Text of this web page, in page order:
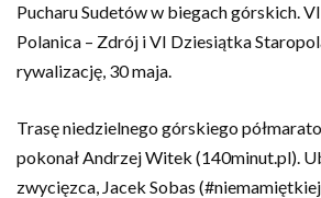
Pucharu Sudetów w biegach górskich.
Polanica – Zdrój i VI Dziesiątka
rywalizację, 30 maja.
Trasę niedzielnego górskiego
pokonał Andrzej Witek (140minut.pl).
zwycięzca, Jacek Sobas